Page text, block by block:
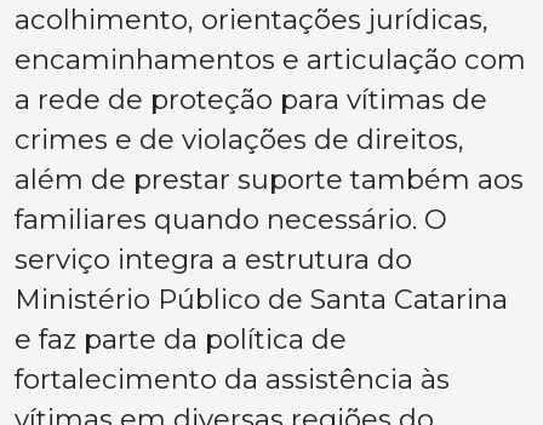
acolhimento, orientações jurídicas,
encaminhamentos e articulação com
a rede de proteção para vítimas de
crimes e de violações de direitos,
além de prestar suporte também aos
familiares quando necessário. O
serviço integra a estrutura do
Ministério Público de Santa Catarina
e faz parte da política de
fortalecimento da assistência às